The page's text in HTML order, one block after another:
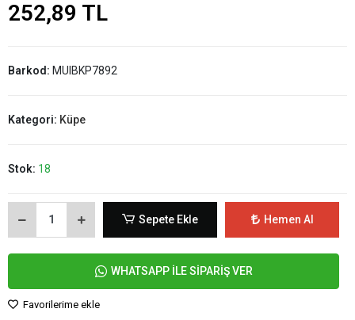
252,89 TL
Barkod: MUIBKP7892
Kategori: Küpe
Stok: 18
Sepete Ekle Hemen Al
WHATSAPP İLE SİPARİŞ VER
Favorilerime ekle